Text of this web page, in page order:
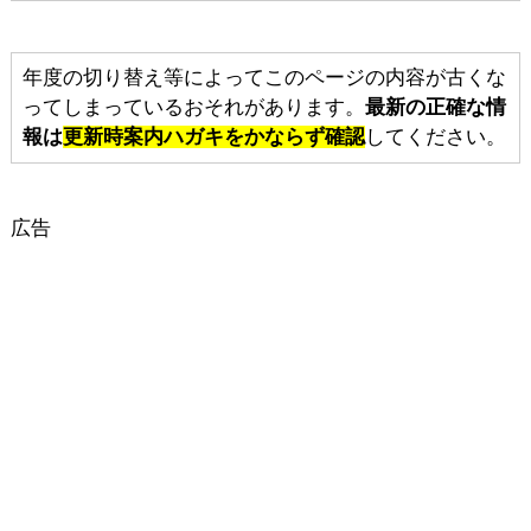
年度の切り替え等によってこのページの内容が古くな
ってしまっているおそれがあります。 最新の正確な情
報は更新時案内ハガキをかならず確認してください。
広告